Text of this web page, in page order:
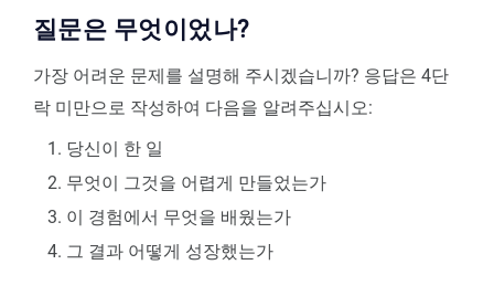
질문은 무엇이었나?
가장 어려운 문제를 설명해 주시겠습니까? 응답은 4단
락 미만으로 작성하여 다음을 알려주십시오:
당신이 한 일
무엇이 그것을 어렵게 만들었는가
이 경험에서 무엇을 배웠는가
그 결과 어떻게 성장했는가